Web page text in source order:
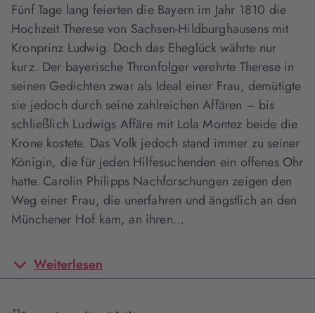
Fünf Tage lang feierten die Bayern im Jahr 1810 die
Hochzeit Therese von Sachsen-Hildburghausens mit
Kronprinz Ludwig. Doch das Eheglück währte nur
kurz. Der bayerische Thronfolger verehrte Therese in
seinen Gedichten zwar als Ideal einer Frau, demütigte
sie jedoch durch seine zahlreichen Affären – bis
schließlich Ludwigs Affäre mit Lola Montez beide die
Krone kostete. Das Volk jedoch stand immer zu seiner
Königin, die für jeden Hilfesuchenden ein offenes Ohr
hatte. Carolin Philipps Nachforschungen zeigen den
Weg einer Frau, die unerfahren und ängstlich an den
Münchener Hof kam, an ihren…
Weiterlesen